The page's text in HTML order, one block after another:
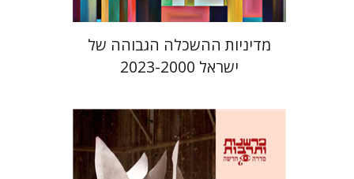
מדיניות ההשכלה הגבוהה של
ישראל 2023-2000
נעמי הלברטל לנדאו